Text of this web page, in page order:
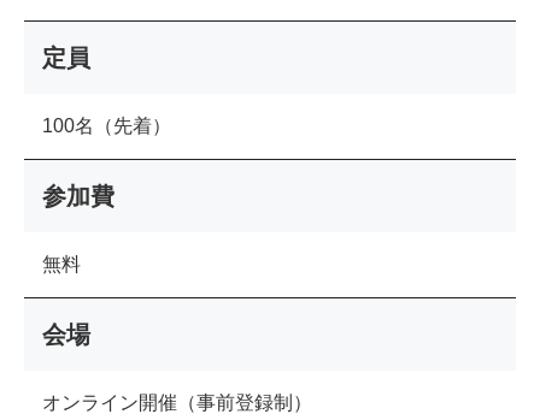
定員
100名（先着）
参加費
無料
会場
オンライン開催（事前登録制）